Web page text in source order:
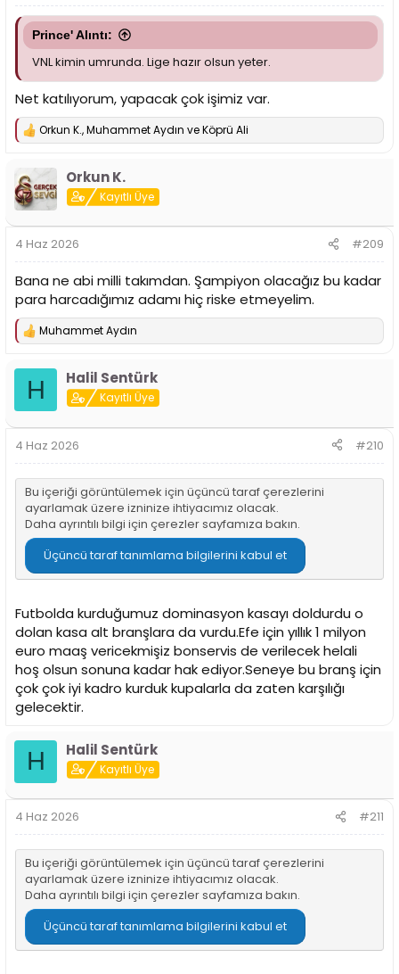
Prince' Alıntı:
VNL kimin umrunda. Lige hazır olsun yeter.
Net katılıyorum, yapacak çok işimiz var.
T
k
i
l
:
Orkun K.,Muhammet Aydın veKöprü Ali
Orkun K.
Kayıtlı Üye
4 Haz 2026 #209
Bana ne abi milli takımdan. Şampiyon olacağız bu kadar
para harcadığımız adamı hiç riske etmeyelim.
T
p
l
:
Muhammet Aydın
H Halil Sentürk
Kayıtlı Üye
4 Haz 2026 #210
Bu içeriği görüntülemek için üçüncü taraf çerezlerini
ayarlamak üzere izninize ihtiyacımız olacak.
Daha ayrıntılı bilgi için çerezler sayfamıza bakın.
Üçüncü taraf tanımlama bilgilerini kabul et
Futbolda kurduğumuz dominasyon kasayı doldurdu o
dolan kasa alt branşlara da vurdu.Efe için yıllık 1 milyon
euro maaş vericekmişiz bonservis de verilecek helali
hoş olsun sonuna kadar hak ediyor.Seneye bu branş için
çok çok iyi kadro kurduk kupalarla da zaten karşılığı
gelecektir.
H Halil Sentürk
Kayıtlı Üye
4 Haz 2026 #211
Bu içeriği görüntülemek için üçüncü taraf çerezlerini
ayarlamak üzere izninize ihtiyacımız olacak.
Daha ayrıntılı bilgi için çerezler sayfamıza bakın.
Üçüncü taraf tanımlama bilgilerini kabul et